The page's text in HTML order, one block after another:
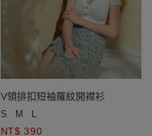
V領排扣短袖羅紋開襟衫
S M L
NT$ 390